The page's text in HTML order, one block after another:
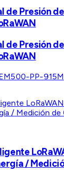
de Presión
de Presión
PP-915M
/